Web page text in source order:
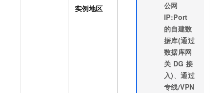
实例地区
公网
IP:Port
的自建数
据库(通过
数据库网
关 DG 接
入)、通过
专线/VPN